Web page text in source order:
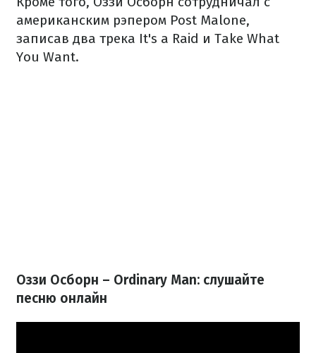
американским рэпером Post Malone,
записав два трека It's a Raid и Take What
You Want.
Оззи Осборн – Ordinary Man: слушайте
песню онлайн